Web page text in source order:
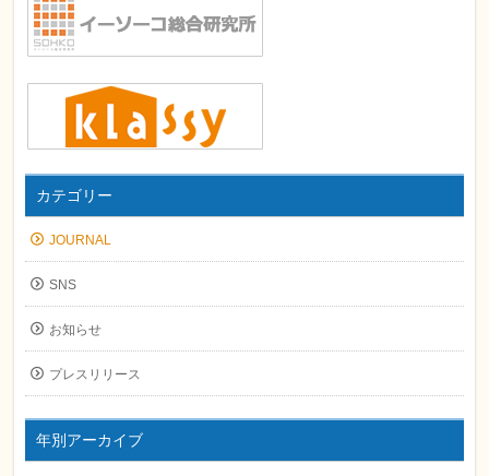
カテゴリー
JOURNAL
SNS
お知らせ
プレスリリース
年別アーカイブ